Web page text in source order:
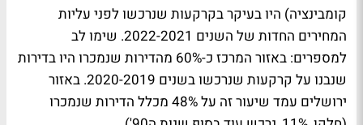
קומבינציה) היו בעיקר בקרקעות שנרכשו לפני עליות
המחירים החדות של השנים 2022-2021. שימו לב
למספרים: באזור המרכז כ-60% מהדירות שנמכרו היו בדירות
שנבנו על קרקעות שנרכשו בשנים 2020-2019. באזור
ירושלים עמד שיעור זה על 48% מכלל הדירות שנמכרו